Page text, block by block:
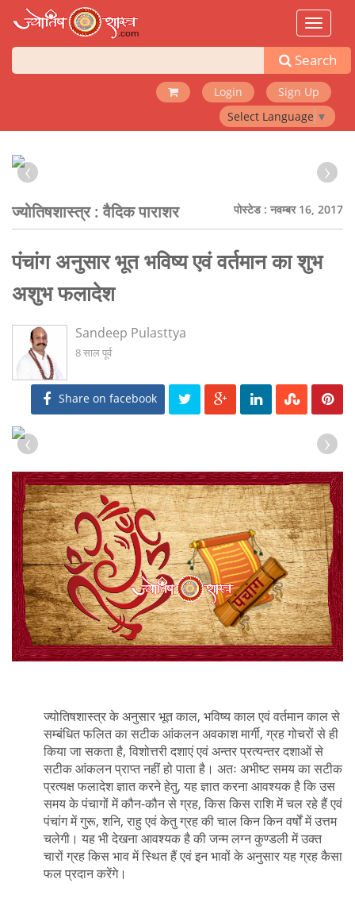
Toggle
Search
Login
Sign Up
Select Language ▼
‹ ›
ज्योतिषशास्त्र :वैदिक पाराशर पोस्टेड : नवम्बर 16, 2017
पंचांग अनुसार भूत भविष्य एवं वर्तमान का शुभ
अशुभ फलादेश
Sandeep Pulasttya
8 साल पूर्व
Share on facebook
‹ ›
ज्योतिषशास्त्र के अनुसार भूत काल, भविष्य काल एवं वर्तमान काल से
सम्बंधित फलित का सटीक आंकलन अवकाश मार्गी, ग्रह गोचरों से ही
किया जा सकता है, विशोत्तरी दशाएं एवं अन्तर प्रत्यन्तर दशाओं से
सटीक आंकलन प्राप्त नहीं हो पाता है। अतः अभीष्ट समय का सटीक
प्रत्यक्ष फलादेश ज्ञात करने हेतु, यह ज्ञात करना आवश्यक है कि उस
समय के पंचागों में कौन-कौन से ग्रह, किस किस राशि में चल रहे हैं एवं
पंचांग में गुरू, शनि, राहु एवं केतु ग्रह की चाल किन किन वर्षों में उत्तम
चलेगी। यह भी देखना आवश्यक है की जन्म लग्न कुण्डली में उक्त
चारों ग्रह किस भाव में स्थित हैं एवं इन भावों के अनुसार यह ग्रह कैसा
फल प्रदान करेंगे।